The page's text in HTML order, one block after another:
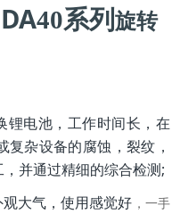
DA40系列旋转
锂电池，工作时间长，在
杂设备的腐蚀，裂纹，
并通过精细的综合检测;
大气，使用感觉好 ，一手